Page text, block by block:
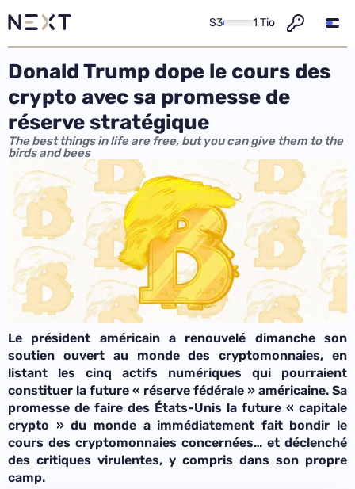
S3 1 Tio
Donald Trump dope le cours des
crypto avec sa promesse de
réserve stratégique
The best things in life are free, but you can give them to the
birds and bees
Le président américain a renouvelé dimanche son
soutien ouvert au monde des cryptomonnaies, en
listant les cinq actifs numériques qui pourraient
constituer la future « réserve fédérale » américaine. Sa
promesse de faire des États-Unis la future « capitale
crypto » du monde a immédiatement fait bondir le
cours des cryptomonnaies concernées… et déclenché
des critiques virulentes, y compris dans son propre
camp.